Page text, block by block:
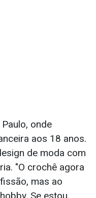
onde
aos 18 anos.
de moda com
"O crochê agora
mas ao